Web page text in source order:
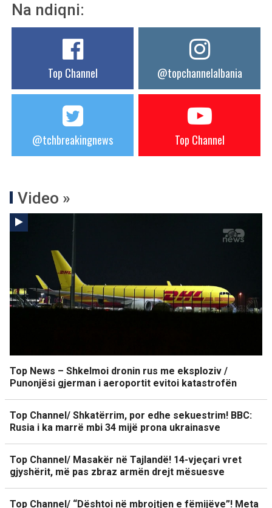
Na ndiqni:
Top Channel @topchannelalbania
@tchbreakingnews Top Channel
Video »
Top News – Shkelmoi dronin rus me eksploziv /
Punonjësi gjerman i aeroportit evitoi katastrofën
Top Channel/ Shkatërrim, por edhe sekuestrim! BBC:
Rusia i ka marrë mbi 34 mijë prona ukrainasve
Top Channel/ Masakër në Tajlandë! 14-vjeçari vret
gjyshërit, më pas zbraz armën drejt mësuesve
Top Channel/ “Dështoi në mbrojtjen e fëmijëve”! Meta